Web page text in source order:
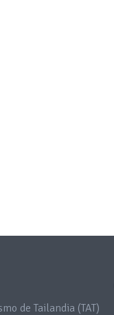
de Tailandia (TAT)